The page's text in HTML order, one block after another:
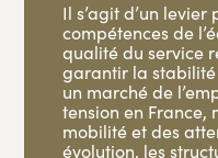
Il s’agit d’un
compétences de
qualité du service
garantir la stabilité
un marché de
tension en
mobilité et des
évolution, les